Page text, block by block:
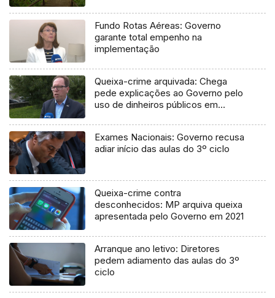
Fundo Rotas Aéreas: Governo
garante total empenho na
implementação
Queixa-crime arquivada: Chega
pede explicações ao Governo pelo
uso de dinheiros públicos em
Exames Nacionais: Governo recusa
adiar início das aulas do 3º ciclo
Queixa-crime contra
desconhecidos: MP arquiva queixa
apresentada pelo Governo em 2021
Arranque ano letivo: Diretores
pedem adiamento das aulas do 3º
ciclo